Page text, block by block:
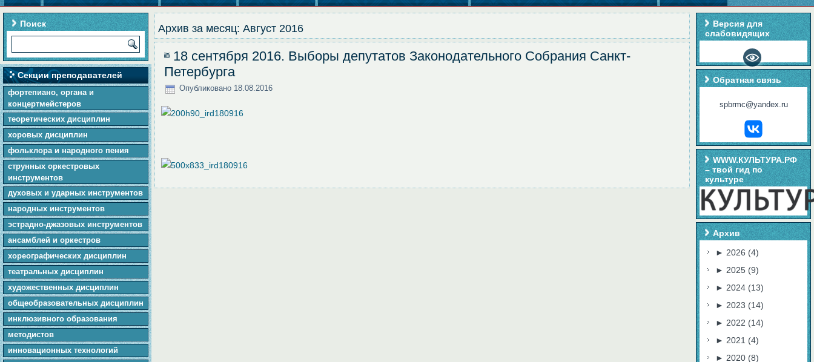
Поиск
Секции преподавателей
фортепиано, органа и
концертмейстеров
теоретических дисциплин
хоровых дисциплин
фольклора и народного пения
cтpунныx оркестровых
инструментов
духовых и ударных инструментов
народных инструментов
эстрадно-джазовых инструментов
ансамблей и оркестров
хореографических дисциплин
театральных дисциплин
художественных дисциплин
общеобразовательных дисциплин
инклюзивного образования
методистов
инновационных технологий
Архив за месяц: Август 2016
18 сентября 2016. Выборы депутатов Законодательного Собрания Санкт-
Петербурга
Опубликовано 18.08.2016
Версия для
слабовидящих
Обратная связь
spbrmc@yandex.ru
WWW.КУЛЬТУРА.РФ
– твой гид по
культуре
Архив
► 2026 (4)
► 2025 (9)
► 2024 (13)
► 2023 (14)
► 2022 (14)
► 2021 (4)
► 2020 (8)